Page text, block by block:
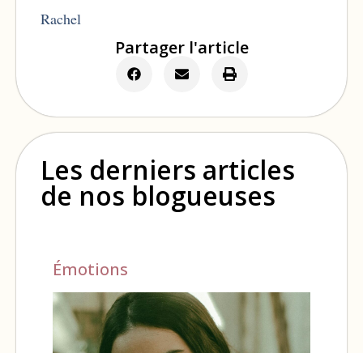
Rachel
Partager l'article
Les derniers articles
de nos blogueuses
Émotions